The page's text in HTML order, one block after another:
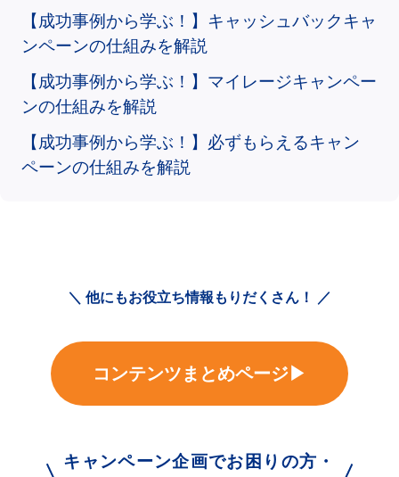
【成功事例から学ぶ！】キャッシュバックキャ
ンペーンの仕組みを解説
【成功事例から学ぶ！】マイレージキャンペー
ンの仕組みを解説
【成功事例から学ぶ！】必ずもらえるキャン
ペーンの仕組みを解説
＼ 他にもお役立ち情報もりだくさん！ ／
コンテンツまとめページ▶
キャンペーン企画でお困りの方・